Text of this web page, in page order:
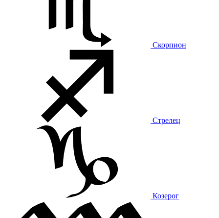
Скорпион
Стрелец
Козерог